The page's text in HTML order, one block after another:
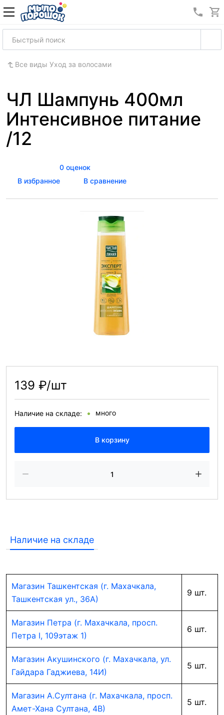
8
Все виды Уход за волосами
ЧЛ Шампунь 400мл
Интенсивное питание
/12
0 оценок
В избранное
В сравнение
139 ₽/шт
Наличие на складе: много
В корзину
Наличие на складе
Магазин Ташкентская (г. Махачкала,
Ташкентская ул., 36А)
9 шт.
Магазин Петра (г. Махачкала, просп.
Петра I, 109этаж 1)
6 шт.
Магазин Акушинского (г. Махачкала, ул.
Гайдара Гаджиева, 14И)
5 шт.
Магазин А.Султана (г. Махачкала, просп.
Амет-Хана Султана, 4В)
5 шт.